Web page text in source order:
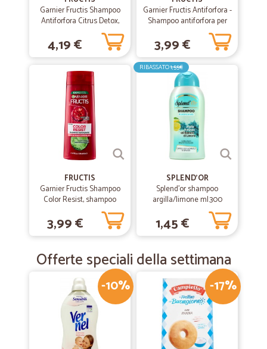
Garnier Fructis Shampoo
Antiforfora Citrus Detox,
ideale per capelli grassi,
250 ml
4,19 €
Garnier Fructis Antiforfora -
Shampoo antiforfora per
capelli normali - 250 ml
3,99 €
FRUCTIS
Garnier Fructis Shampoo
Color Resist, shampoo
ravvivante per capelli
colorati 250 ml
3,99 €
RIBASSATO1,55€
SPLEND'OR
Splend'or shampoo
argilla/limone ml.300
1,45 €
Offerte speciali della settimana
-10% -17%